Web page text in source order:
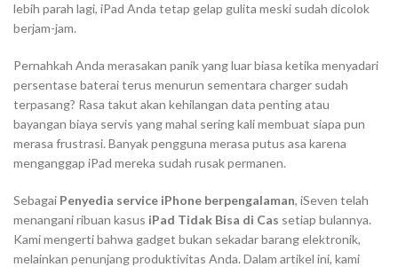
lebih parah lagi, iPad Anda tetap gelap gulita meski sudah dicolok
berjam-jam.
Pernahkah Anda merasakan panik yang luar biasa ketika menyadari
persentase baterai terus menurun sementara charger sudah
terpasang? Rasa takut akan kehilangan data penting atau
bayangan biaya servis yang mahal sering kali membuat siapa pun
merasa frustrasi. Banyak pengguna merasa putus asa karena
menganggap iPad mereka sudah rusak permanen.
Sebagai Penyedia service iPhone berpengalaman, iSeven telah
menangani ribuan kasus iPad Tidak Bisa di Cas setiap bulannya.
Kami mengerti bahwa gadget bukan sekadar barang elektronik,
melainkan penunjang produktivitas Anda. Dalam artikel ini, kami